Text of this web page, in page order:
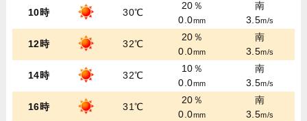
10時 30℃
20％
0.0mm
南
3.5m/s
12時 32℃
20％
0.0mm
南
3.5m/s
14時 32℃
10％
0.0mm
南
3.5m/s
16時 31℃
20％
0.0mm
南
3.5m/s